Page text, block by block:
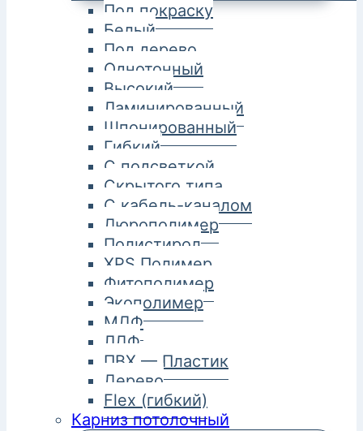
Под покраску
Белый
Под дерево
Однотонный
Высокий
Ламинированный
Шпонированный
Гибкий
С подсветкой
Скрытого типа
С кабель-каналом
Дюрополимер
Полистирол
XPS Полимер
Фитополимер
Экополимер
МДФ
ЛДФ
ПВХ — Пластик
Дерево
Flex (гибкий)
Карниз потолочный